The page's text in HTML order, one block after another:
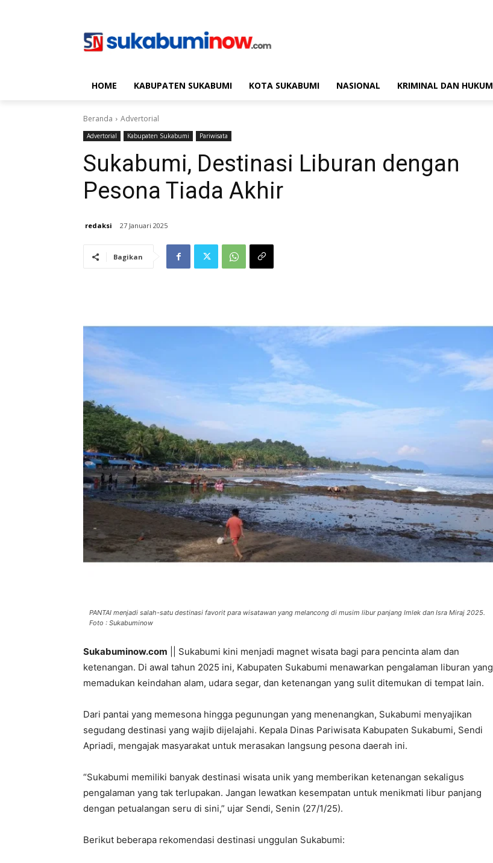
HOME KABUPATEN SUKABUMI KOTA SUKABUMI NASIONAL KRIMINAL DAN HUKUM
Beranda Advertorial
Advertorial Kabupaten Sukabumi Pariwisata
Sukabumi, Destinasi Liburan dengan
Pesona Tiada Akhir
redaksi 27 Januari 2025
Bagikan
PANTAI menjadi salah-satu destinasi favorit para wisatawan yang melancong di musim libur panjang Imlek dan Isra Miraj 2025.
Foto : Sukabuminow
Sukabuminow.com || Sukabumi kini menjadi magnet wisata bagi para pencinta alam dan
ketenangan. Di awal tahun 2025 ini, Kabupaten Sukabumi menawarkan pengalaman liburan yang
memadukan keindahan alam, udara segar, dan ketenangan yang sulit ditemukan di tempat lain.
Dari pantai yang memesona hingga pegunungan yang menenangkan, Sukabumi menyajikan
segudang destinasi yang wajib dijelajahi. Kepala Dinas Pariwisata Kabupaten Sukabumi, Sendi
Apriadi, mengajak masyarakat untuk merasakan langsung pesona daerah ini.
“Sukabumi memiliki banyak destinasi wisata unik yang memberikan ketenangan sekaligus
pengalaman yang tak terlupakan. Jangan lewatkan kesempatan untuk menikmati libur panjang
dengan petualangan seru di sini,” ujar Sendi, Senin (27/1/25).
Berikut beberapa rekomendasi destinasi unggulan Sukabumi: